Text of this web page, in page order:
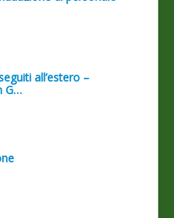
all’estero –
G…